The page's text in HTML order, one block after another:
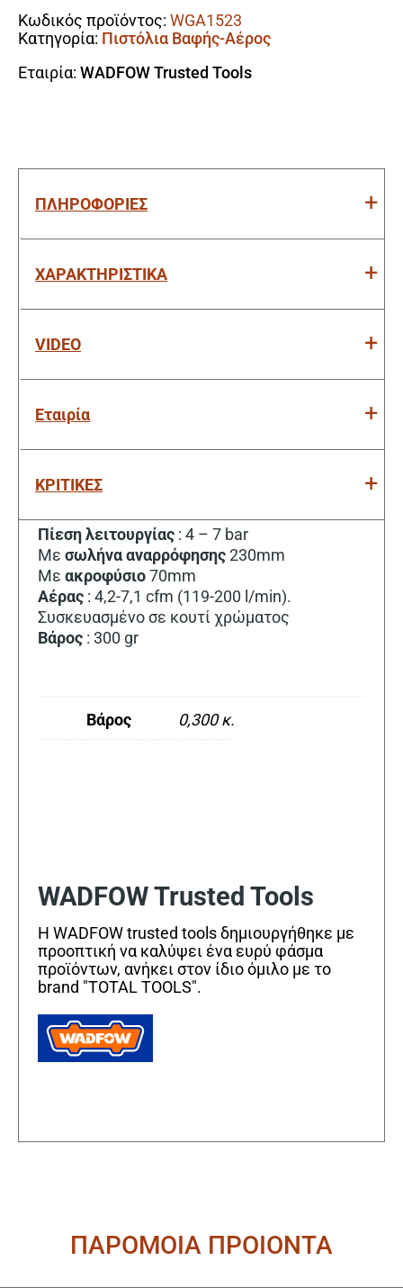
Δοχείο
230mm
ποσότητα
Κωδικός προϊόντος: WGA1523
Κατηγορία: Πιστόλια Βαφής-Αέρος
Εταιρία: WADFOW Trusted Tools
ΠΛΗΡΟΦΟΡΙΕΣ
ΧΑΡΑΚΤΗΡΙΣΤΙΚΑ
VIDEO
Εταιρία
ΚΡΙΤΙΚΕΣ
Πίεση λειτουργίας : 4 – 7 bar
Με σωλήνα αναρρόφησης230mm
Με ακροφύσιο70mm
Aέρας : 4,2-7,1 cfm (119-200 l/min).
Συσκευασμένο σε κουτί χρώματος
Βάρος : 300 gr
Βάρος 0,300 κ.
WADFOW Trusted Tools
Η WADFOW trusted tools δημιουργήθηκε με
προοπτική να καλύψει ένα ευρύ φάσμα
προϊόντων, ανήκει στον ίδιο όμιλο με το
brand "TOTAL TOOLS".
ΠΑΡΟΜΟΙΑ ΠΡΟΙΟΝΤΑ